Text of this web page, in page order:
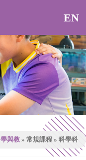
EN
學與教 » 常規課程 » 科學科